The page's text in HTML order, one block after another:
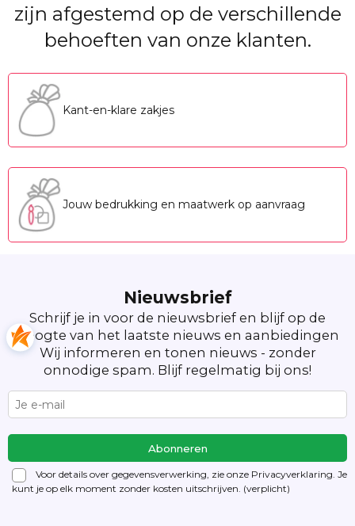
zijn afgestemd op de verschillende
behoeften van onze klanten.
Kant-en-klare zakjes
Jouw bedrukking en maatwerk op aanvraag
Nieuwsbrief
Schrijf je in voor de nieuwsbrief en blijf op de
hoogte van het laatste nieuws en aanbiedingen
Wij informeren en tonen nieuws - zonder
onnodige spam. Blijf regelmatig bij ons!
Voor details over gegevensverwerking, zie onze Privacyverklaring. Je
kunt je op elk moment zonder kosten uitschrijven . (verplicht)